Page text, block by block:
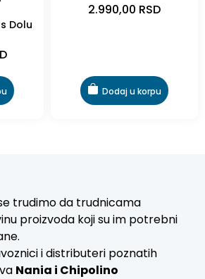
Dolu
2.990,00 RSD
Dodaj u korpu
trudimo da trudnicama
proizvoda koji su im potrebni
i distributeri poznatih
Nania i Chipolino